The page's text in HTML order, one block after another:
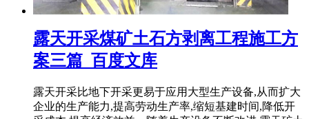
露天开采煤矿土石方剥离工程施工方
案三篇_百度文库
露天开采比地下开采更易于应用大型生产设备,从而扩大
企业的生产能力,提高劳动生产率,缩短基建时间,降低开